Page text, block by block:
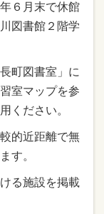
６月末で休館
図書館２階学
町図書室」に
室マップを参
ください。
的近距離で無
す。
る施設を掲載